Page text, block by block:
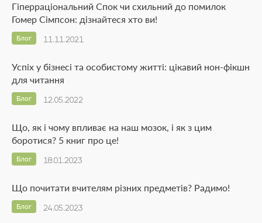
Гіперраціональний Спок чи схильний до помилок
Гомер Сімпсон: дізнайтеся хто ви!
11.11.2021
Блог
Успіх у бізнесі та особистому житті: цікавий нон-фікшн
для читання
12.05.2022
Блог
Що, як і чому впливає на наш мозок, і як з цим
боротися? 5 книг про це!
18.01.2023
Блог
Що почитати вчителям різних предметів? Радимо!
24.05.2023
Блог